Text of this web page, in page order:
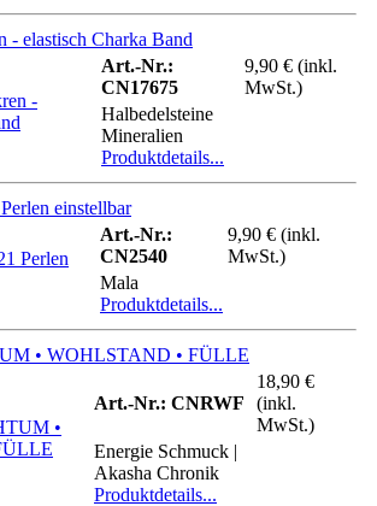
- elastisch Charka Band
Art.-Nr.:
CN17675
9,90 € (inkl.
MwSt.)
Halbedelsteine
Mineralien
Produktdetails...
einstellbar
Art.-Nr.:
CN2540
9,90 € (inkl.
MwSt.)
Mala
Produktdetails...
• WOHLSTAND • FÜLLE
Art.-Nr.: CNRWF
18,90 €
(inkl.
MwSt.)
Energie Schmuck |
Akasha Chronik
Produktdetails...